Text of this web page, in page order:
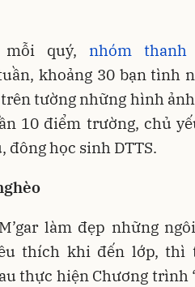
quý, nhóm
khoảng 30 bạn tình
tường những hình
10 điểm trường, chủ
đông học sinh DTTS.
làm đẹp những
thích khi đến lớp, thì
thực hiện Chương trình